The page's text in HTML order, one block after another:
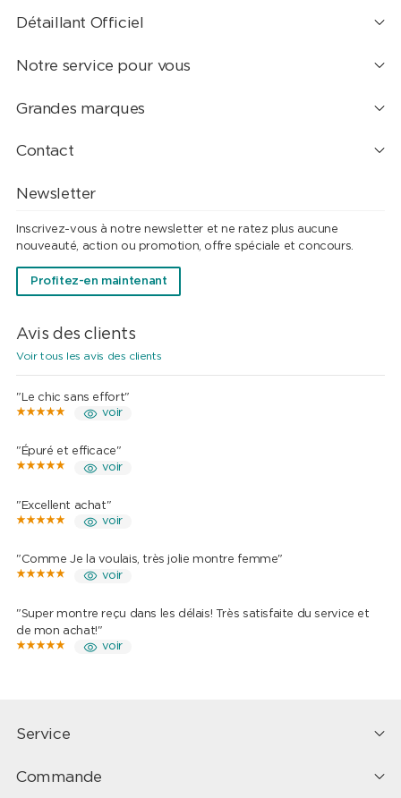
Détaillant Officiel
Notre service pour vous
Grandes marques
Contact
Newsletter
Inscrivez-vous à notre newsletter et ne ratez plus aucune
nouveauté, action ou promotion, offre spéciale et concours.
Profitez-en maintenant
Avis des clients
Voir tous les avis des clients
"Le chic sans effort"
voir
"Épuré et efficace"
voir
"Excellent achat"
voir
"Comme Je la voulais, très jolie montre femme"
voir
"Super montre reçu dans les délais! Très satisfaite du service et
de mon achat!"
voir
Service
Commande